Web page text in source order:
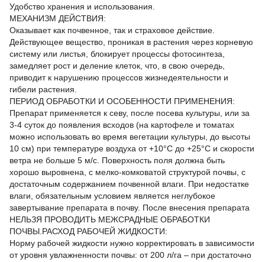
Удобство хранения и использования.
МЕХАНИЗМ ДЕЙСТВИЯ:
Оказывает как почвенное, так и страховое действие.
Действующее вещество, проникая в растения через корневую
систему или листья, блокирует процессы фотосинтеза,
замедляет рост и деление клеток, что, в свою очередь,
приводит к нарушению процессов жизнедеятельности и
гибели растения.
ПЕРИОД ОБРАБОТКИ И ОСОБЕННОСТИ ПРИМЕНЕНИЯ:
Препарат применяется к севу, после посева культуры, или за
3-4 суток до появления всходов (на картофеле и томатах
можно использовать во время вегетации культуры, до высоты
10 см) при температуре воздуха от +10°С до +25°С и скорости
ветра не больше 5 м/с. Поверхность поля должна быть
хорошо выровнена, с мелко-комковатой структурой почвы, с
достаточным содержанием почвенной влаги. При недостатке
влаги, обязательным условием является неглубокое
завертывание препарата в почву. После внесения препарата
НЕЛЬЗЯ ПРОВОДИТЬ МЕЖСРАДНЫЕ ОБРАБОТКИ
ПОЧВЫ.РАСХОД РАБОЧЕЙ ЖИДКОСТИ:
Норму рабочей жидкости нужно корректировать в зависимости
от уровня увлажненности почвы: от 200 л/га – при достаточно